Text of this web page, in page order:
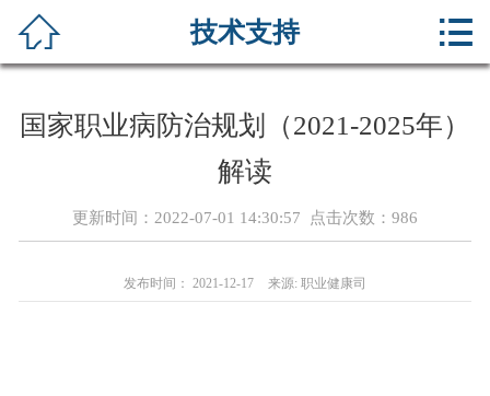
 技术支持 
国家职业病防治规划（2021-2025年）
解读
更新时间：2022-07-01 14:30:57 点击次数： 986
发布时间： 2021-12-17 来源: 职业健康司